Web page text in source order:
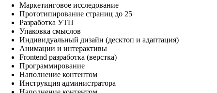
Маркетинговое исследование
Прототипирование страниц до 25
Разработка УТП
Упаковка смыслов
Индивидуальный дизайн (десктоп и адаптация)
Анимации и интерактивы
Frontend разработка (верстка)
Программирование
Наполнение контентом
Инструкция администратора